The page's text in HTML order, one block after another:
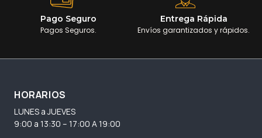
Pago Seguro
Pagos Seguros.
Entrega Rápida
Envíos garantizados y rápidos.
HORARIOS
LUNES a JUEVES
9:00 a 13:30 – 17:00 A 19:00